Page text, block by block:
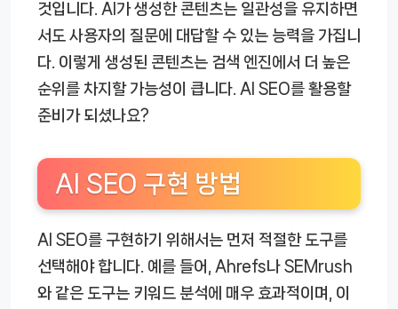
것입니다. AI가 생성한 콘텐츠는 일관성을 유지하면
서도 사용자의 질문에 대답할 수 있는 능력을 가집니
다. 이렇게 생성된 콘텐츠는 검색 엔진에서 더 높은
순위를 차지할 가능성이 큽니다. AI SEO를 활용할
준비가 되셨나요?
AI SEO 구현 방법
AI SEO를 구현하기 위해서는 먼저 적절한 도구를
선택해야 합니다. 예를 들어, Ahrefs나 SEMrush
와 같은 도구는 키워드 분석에 매우 효과적이며, 이